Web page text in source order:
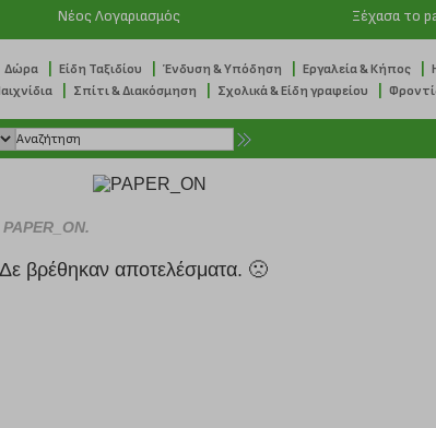
Νέος Λογαριασμός Ξέχασα το
Δώρα Είδη Ταξιδίου Ένδυση & Υπόδηση Εργαλεία & Κήπος
Σπίτι & Διακόσμηση Σχολικά & Είδη γραφείου
PAPER_ON.
Δε βρέθηκαν αποτελέσματα. 🙁